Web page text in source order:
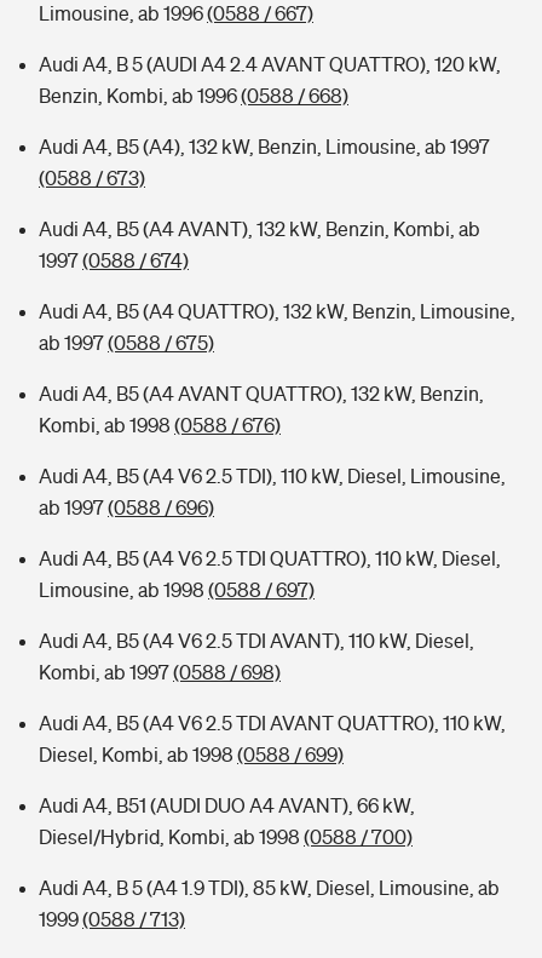
Limousine, ab 1996(0588 / 667)
Audi A4, B 5 (AUDI A4 2.4 AVANT QUATTRO), 120 kW,
Benzin, Kombi, ab 1996(0588 / 668)
Audi A4, B5 (A4), 132 kW, Benzin, Limousine, ab 1997
(0588 / 673)
Audi A4, B5 (A4 AVANT), 132 kW, Benzin, Kombi, ab
1997(0588 / 674)
Audi A4, B5 (A4 QUATTRO), 132 kW, Benzin, Limousine,
ab 1997(0588 / 675)
Audi A4, B5 (A4 AVANT QUATTRO), 132 kW, Benzin,
Kombi, ab 1998 (0588 / 676)
Audi A4, B5 (A4 V6 2.5 TDI), 110 kW, Diesel, Limousine,
ab 1997(0588 / 696)
Audi A4, B5 (A4 V6 2.5 TDI QUATTRO), 110 kW, Diesel,
Limousine, ab 1998 (0588 / 697)
Audi A4, B5 (A4 V6 2.5 TDI AVANT), 110 kW, Diesel,
Kombi, ab 1997(0588 / 698)
Audi A4, B5 (A4 V6 2.5 TDI AVANT QUATTRO), 110 kW,
Diesel, Kombi, ab 1998 (0588 / 699)
Audi A4, B51 (AUDI DUO A4 AVANT), 66 kW,
Diesel/Hybrid, Kombi, ab 1998 (0588 / 700)
Audi A4, B 5 (A4 1.9 TDI), 85 kW, Diesel, Limousine, ab
1999(0588 / 713)